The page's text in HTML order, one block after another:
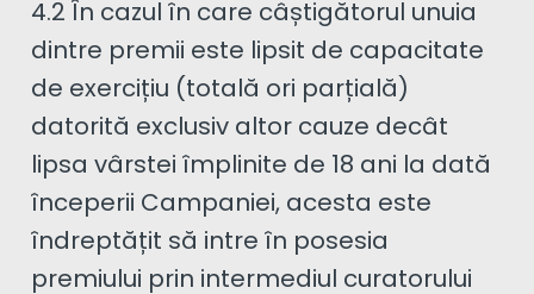
4.2 În cazul în care câștigătorul unuia
dintre premii este lipsit de capacitate
de exercițiu (totală ori parțială)
datorită exclusiv altor cauze decât
lipsa vârstei împlinite de 18 ani la dată
începerii Campaniei, acesta este
îndreptățit să intre în posesia
premiului prin intermediul curatorului